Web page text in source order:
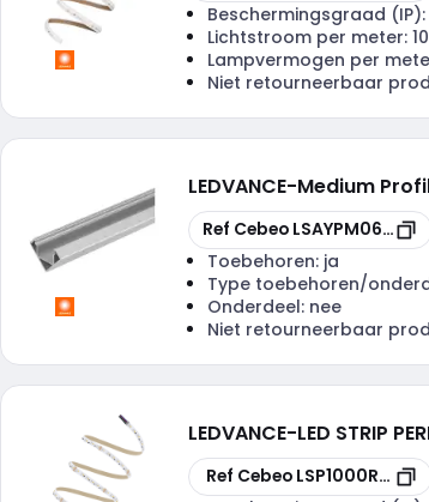
Beschermingsgraad (IP):
Lichtstroom per meter:
Lampvermogen per
Niet retourneerbaar
LEDVANCE-Medium
Kopiëren
Ref Cebeo
Toebehoren: ja
Type toebehoren/
Onderdeel: nee
Niet retourneerbaar
LEDVANCE-LED STRIP
Kopiëren
Ref Cebeo